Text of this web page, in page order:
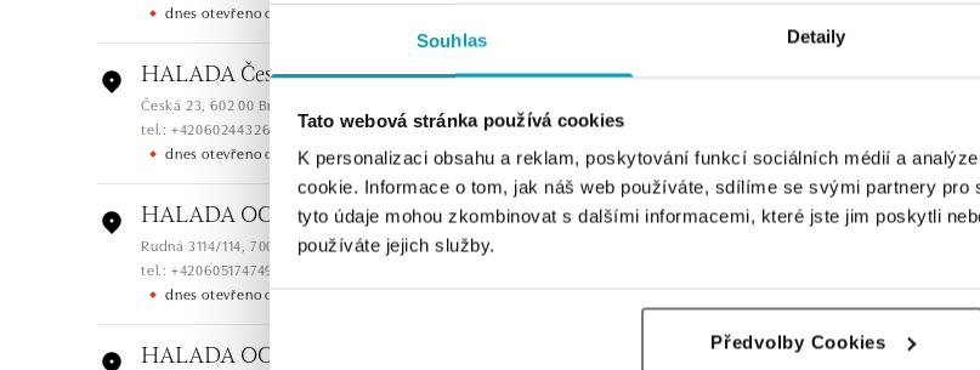
Souhlas Detaily
Tato webová stránka používá cookies
K personalizaci obsahu a reklam, poskytování funkcí sociálních médií a
cookie. Informace o tom, jak náš web používáte, sdílíme se svými partnery pro
tyto údaje mohou zkombinovat s dalšími informacemi, které jste jim poskytli
používáte jejich služby.
Předvolby Cookies
dnes otevřeno od 09:00
HALADA Česká, Brno
Česká 23, 602 00 Brno
tel.: +420602443261
dnes otevřeno od 09:00
HALADA OC Avion, Ostrava
Rudná 3114/114, 700 30 Ostrava-Zábřeh
tel.: +420605174749
dnes otevřeno od 09:00
HALADA OC Eurovea, Bratislava